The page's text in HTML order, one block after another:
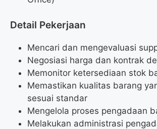
Detail Pekerjaan
Mencari dan mengevaluasi
Negosiasi harga dan kontrak
Memonitor ketersediaan stok
Memastikan kualitas barang
sesuai standar
Mengelola proses pengadaan
Melakukan administrasi